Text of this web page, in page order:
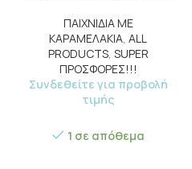
ΠΑΙΧΝΙΔΙΑ ΜΕ
ΚΑΡΑΜΕΛΑΚΙΑ, ALL
PRODUCTS, SUPER
ΠΡΟΣΦΟΡΕΣ!!!
Συνδεθείτε για προβολή
τιμής
1 σε απόθεμα